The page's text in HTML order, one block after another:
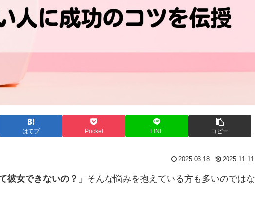
はてブ Pocket LINE コピー
2025.03.18 2025.11.11
彼女できないの？」 そんな悩みを抱えている方も多いのではな